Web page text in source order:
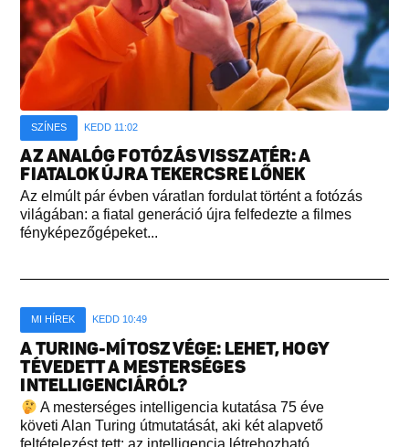
SZÍNES KEDD 11:02
AZ ANALÓG FOTÓZÁS VISSZATÉR: A
FIATALOK ÚJRA TEKERCSRE LŐNEK
Az elmúlt pár évben váratlan fordulat történt a fotózás
világában: a fiatal generáció újra felfedezte a filmes
fényképezőgépeket...
MI HÍREK KEDD 10:49
A TURING-MÍTOSZ VÉGE: LEHET, HOGY
TÉVEDETT A MESTERSÉGES
INTELLIGENCIÁRÓL?
A mesterséges intelligencia kutatása 75 éve
követi Alan Turing útmutatását, aki két alapvető
feltételezést tett: az intelligencia létrehozható